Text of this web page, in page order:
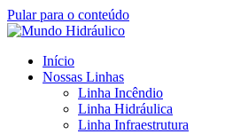
Pular para o conteúdo
Início
Nossas Linhas
Linha Incêndio
Linha Hidráulica
Linha Infraestrutura